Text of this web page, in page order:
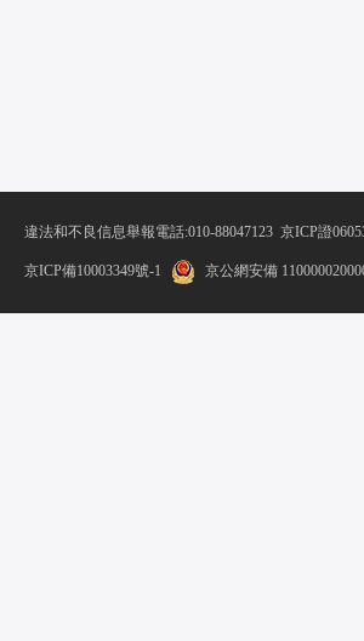
違法和不良信息舉報電話:010-88047123 京ICP證
京ICP備10003349號-1 京公網安備